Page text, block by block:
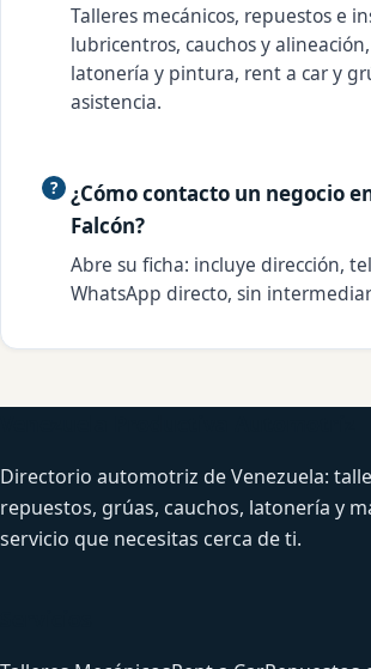
Talleres mecánicos, repuestos e
lubricentros, cauchos y
latonería y pintura, rent a car y
asistencia.
¿Cómo contacto un negocio
Falcón?
Abre su ficha: incluye dirección,
WhatsApp directo, sin
Directorio automotriz de Venezuela:
repuestos, grúas, cauchos, latonería y
servicio que necesitas cerca de ti.